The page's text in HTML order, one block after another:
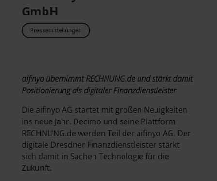
GmbH
Pressemitteilungen
aifinyo übernimmt RECHNUNG.de und stärkt damit
Positionierung als digitaler Finanzdienstleister
Die aifinyo AG startet mit großen Neuigkeiten
ins neue Jahr. Decimo und seine Plattform
RECHNUNG.de werden Teil der aifinyo AG. Der
digitale Dresdner Finanzdienstleister stärkt
sich damit in Sachen Technologie für die
Zukunft.